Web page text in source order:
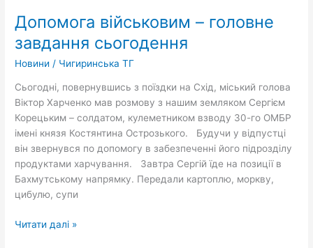
Допомога військовим – головне
завдання сьогодення
Новини / Чигиринська ТГ
Сьогодні, повернувшись з поїздки на Схід, міський голова
Віктор Харченко мав розмову з нашим земляком Сергієм
Корецьким – солдатом, кулеметником взводу 30-го ОМБР
імені князя Костянтина Острозького. Будучи у відпустці
він звернувся по допомогу в забезпеченні його підрозділу
продуктами харчування. Завтра Сергій їде на позиції в
Бахмутському напрямку. Передали картоплю, моркву,
цибулю, супи
–
головне
завдання
сьогодення
Читати далі »